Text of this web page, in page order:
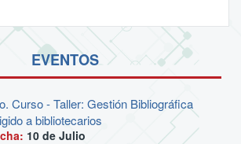
EVENTOS
Curso - Taller: Gestión Bibliográfica
a bibliotecarios
10 deJulio